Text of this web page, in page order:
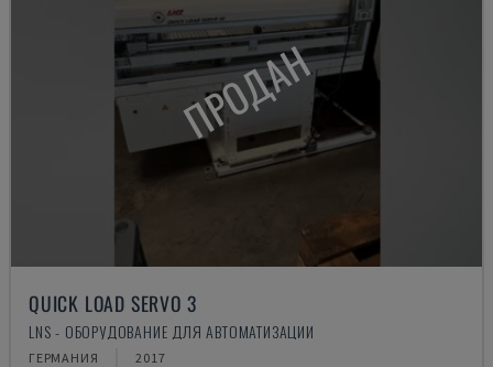
ПРОДАН
QUICK LOAD SERVO 3
LNS - ОБОРУДОВАНИЕ ДЛЯ АВТОМАТИЗАЦИИ
ГЕРМАНИЯ 2017